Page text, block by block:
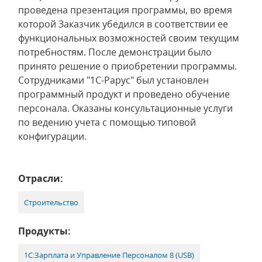
проведена презентация программы, во время
которой Заказчик убедился в соответствии ее
функциональных возможностей своим текущим
потребностям. После демонстрации было
принято решение о приобретении программы.
Сотрудниками "1С-Рарус" был установлен
программный продукт и проведено обучение
персонала. Оказаны консультационные услуги
по ведению учета с помощью типовой
конфигурации.
Отрасли:
Строительство
Продукты:
1С:Зарплата и Управление Персоналом 8 (USB)